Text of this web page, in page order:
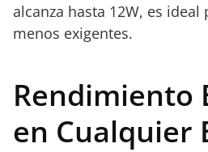
alcanza hasta 12W, es
menos exigentes.
Rendimiento
en Cualquier